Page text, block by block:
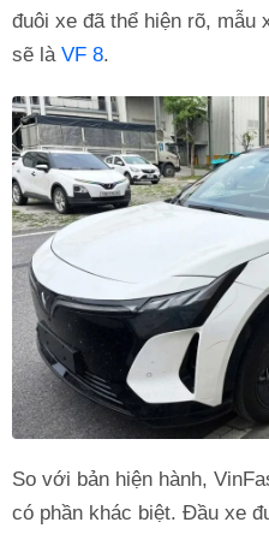
đuôi xe đã thể hiện rõ, mẫu
sẽ là VF 8.
So với bản hiện hành,
có phần khác biệt. Đầu xe